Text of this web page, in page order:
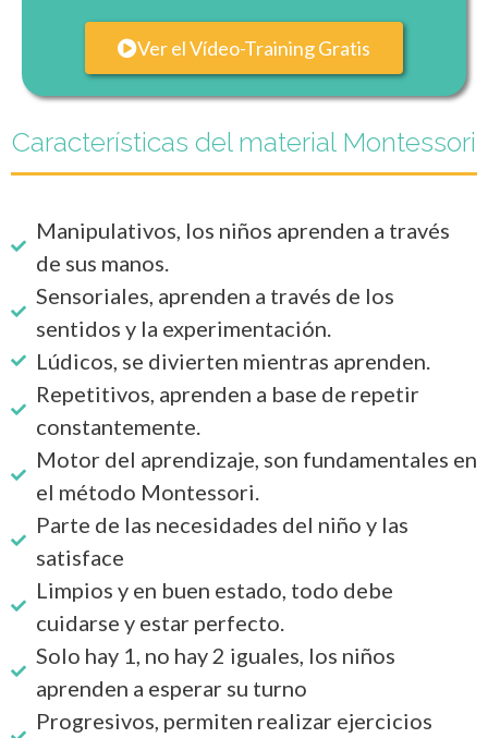
Ver el Vídeo-Training Gratis
Características del material Montessori
Manipulativos, los niños aprenden a través
de sus manos.
Sensoriales, aprenden a través de los
sentidos y la experimentación.
Lúdicos, se divierten mientras aprenden.
Repetitivos, aprenden a base de repetir
constantemente.
Motor del aprendizaje, son fundamentales en
el método Montessori.
Parte de las necesidades del niño y las
satisface
Limpios y en buen estado, todo debe
cuidarse y estar perfecto.
Solo hay 1, no hay 2 iguales, los niños
aprenden a esperar su turno
Progresivos, permiten realizar ejercicios